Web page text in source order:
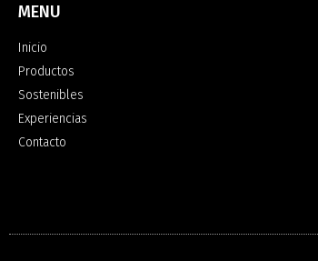
MENU
Inicio
Productos
Sostenibles
Experiencias
Contacto